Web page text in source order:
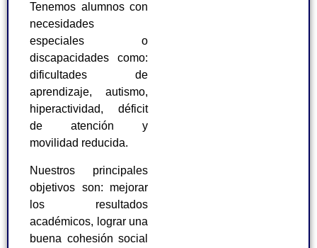
Tenemos alumnos con
necesidades
especiales o
discapacidades como:
dificultades de
aprendizaje, autismo,
hiperactividad, déficit
de atención y
movilidad reducida.
Nuestros principales
objetivos son: mejorar
los resultados
académicos, lograr una
buena cohesión social